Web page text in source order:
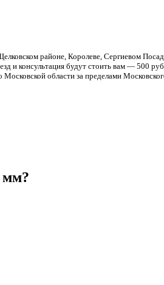
районе, Королеве, Сергиевом
и консультация будут стоить вам — 500
области за пределами
мм?